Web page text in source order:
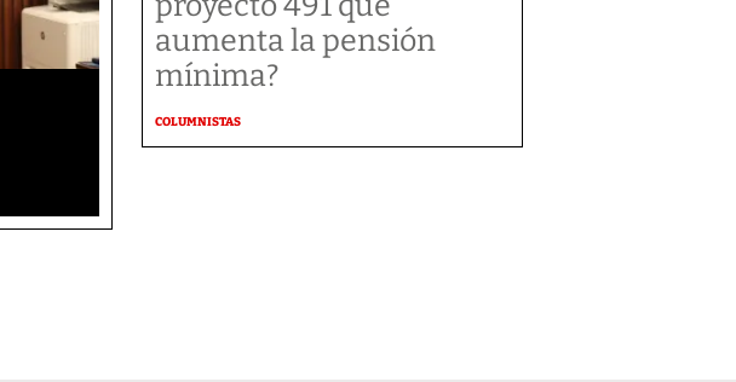
aumenta la pensión
mínima?
COLUMNISTAS